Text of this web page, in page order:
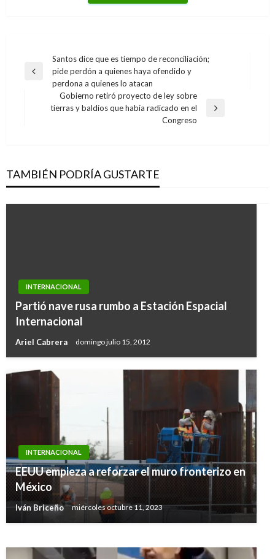
Navegación
de
entradas
Entrada
anterior
Santos dice que es tiempo de reconciliación;
pide perdón a quienes haya ofendido y
perdona a quienes lo atacan
Entrada
Gobierno retiró proyecto de ley sobre
tierras y baldíos que había radicado en el
Congreso
TAMBIÉN PODRÍA GUSTARTE
INTERNACIONAL
Partió nave rusa rumbo a Estación Espacial
Internacional
Ariel Cabrera domingo julio 15, 2012
INTERNACIONAL
EEUU empieza a reforzar el muro fronterizo en
México
Iván Briceño miércoles octubre 11, 2023
INTERNACIONAL
Trump fue demandado por 16 Estados;
impugnan su declaratoria de emergencia
nacional para construir muro